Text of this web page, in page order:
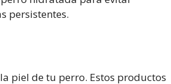
persistentes.
piel de tu perro. Estos productos